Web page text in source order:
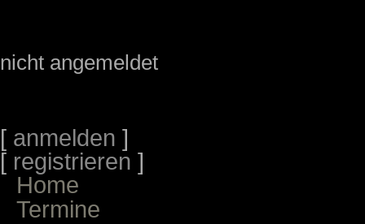
nicht angemeldet
[ anmelden ]
[ registrieren ]
Home
Termine